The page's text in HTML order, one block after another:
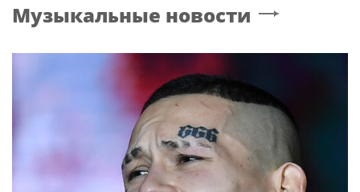
Музыкальные новости